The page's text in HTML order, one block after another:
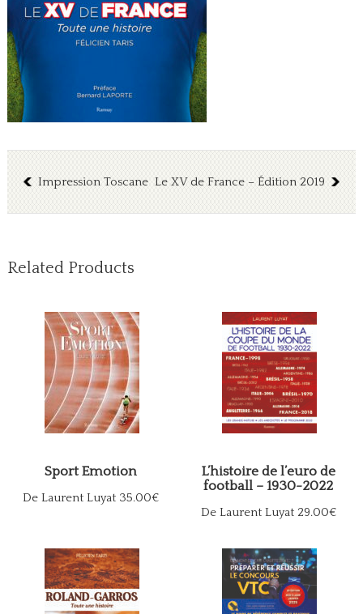
Impression Toscane Le XV de France – Édition 2019
Related Products
Sport Emotion
De Laurent Luyat 35.00€
L’histoire de l’euro de
football – 1930-2022
De Laurent Luyat 29.00€